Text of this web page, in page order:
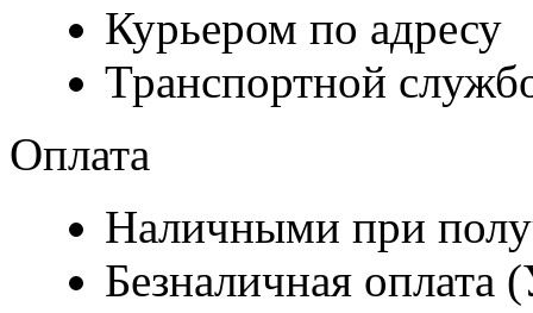
Курьером по адресу
Транспортной
Оплата
Наличными при
Безналичная